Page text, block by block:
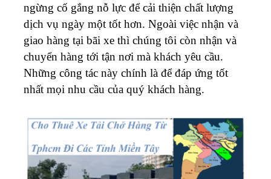
ngừng cố gắng nỗ lực để cải thiện chất lượng
dịch vụ ngày một tốt hơn. Ngoài việc nhận và
giao hàng tại bãi xe thì chúng tôi còn nhận và
chuyển hàng tới tận nơi mà khách yêu cầu.
Những công tác này chính là để đáp ứng tốt
nhất mọi nhu cầu của quý khách hàng.